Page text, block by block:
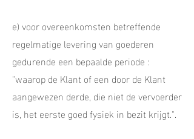
e) voor overeenkomsten betreffende
regelmatige levering van goederen
gedurende een bepaalde periode :
"waarop de Klant of een door de Klant
aangewezen derde, die niet de vervoerder
is, het eerste goed fysiek in bezit krijgt.".